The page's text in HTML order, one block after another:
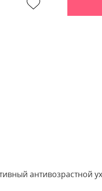
антивозрастной